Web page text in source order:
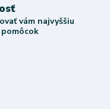
vám najvyššiu